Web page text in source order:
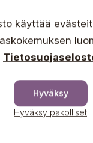
käyttää
Hyväksy
Hyväksy pakolliset